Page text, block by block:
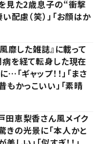
見た2歳息子の“衝撃
慮（笑）」「お顔はか
靡した雑誌』に載って
病を経て転身した現在
「ギャップ！！」「まさ
もかっこいい」「素晴
恵梨香さん風メイク
の光景に「本人かと